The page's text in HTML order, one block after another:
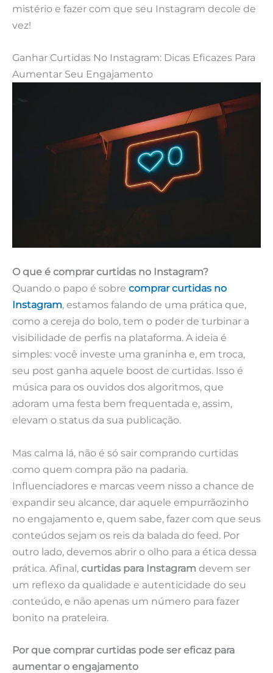
mistério e fazer com que seu Instagram decole de
vez!
Ganhar Curtidas No Instagram: Dicas Eficazes Para
Aumentar Seu Engajamento
O que é comprar curtidas no Instagram?
Quando o papo é sobre comprar curtidas no
Instagram, estamos falando de uma prática que,
como a cereja do bolo, tem o poder de turbinar a
visibilidade de perfis na plataforma. A ideia é
simples: você investe uma graninha e, em troca,
seu post ganha aquele boost de curtidas. Isso é
música para os ouvidos dos algoritmos, que
adoram uma festa bem frequentada e, assim,
elevam o status da sua publicação.
Mas calma lá, não é só sair comprando curtidas
como quem compra pão na padaria.
Influenciadores e marcas veem nisso a chance de
expandir seu alcance, dar aquele empurrãozinho
no engajamento e, quem sabe, fazer com que seus
conteúdos sejam os reis da balada do feed. Por
outro lado, devemos abrir o olho para a ética dessa
prática. Afinal, curtidas para Instagram devem ser
um reflexo da qualidade e autenticidade do seu
conteúdo, e não apenas um número para fazer
bonito na prateleira.
Por que comprar curtidas pode ser eficaz para
aumentar o engajamento